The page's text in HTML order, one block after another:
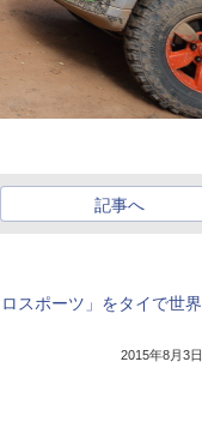
記事へ
スポーツ」をタイで世界
2015年8月3日